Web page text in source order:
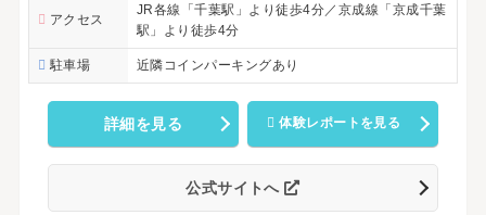
アクセス
JR各線「千葉駅」より徒歩4分／京成線「京成千葉
駅」より徒歩4分
駐車場 近隣コインパーキングあり
詳細を見る 体験レポートを見る
公式サイトへ